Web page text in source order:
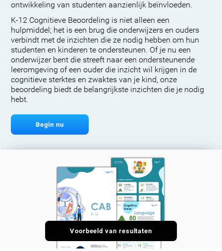
ontwikkeling van studenten aanzienlijk beïnvloeden.
K-12 Cognitieve Beoordeling is niet alleen een
hulpmiddel; het is een brug die onderwijzers en ouders
verbindt met de inzichten die ze nodig hebben om hun
studenten en kinderen te ondersteunen. Of je nu een
onderwijzer bent die streeft naar een ondersteunende
leeromgeving of een ouder die inzicht wil krijgen in de
cognitieve sterktes en zwaktes van je kind, onze
beoordeling biedt de belangrijkste inzichten die je nodig
hebt.
Begin nu
Voorbeeld van resultaten